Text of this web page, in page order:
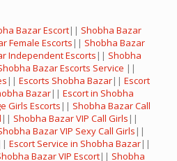
Bazar Escort|| Shobha Bazar
Female Escorts || Shobha Bazar
Independent Escorts || Shobha
Bazar Escorts Service ||
|| Escorts Shobha Bazar|| Escort
Bazar|| Escort in Shobha
Girls Escorts || Shobha Bazar Call
|| Shobha Bazar VIP Call Girls ||
Bazar VIP Sexy Call Girls ||
|| Escort Service in Shobha Bazar||
Bazar VIP Escort|| Shobha